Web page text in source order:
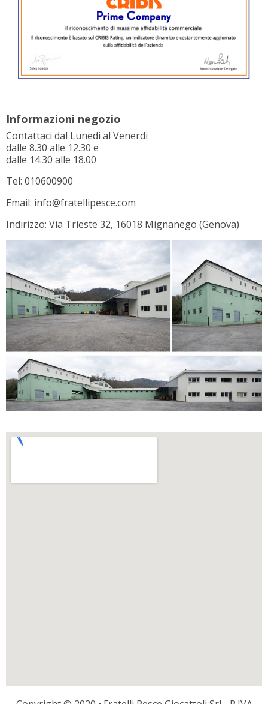
Informazioni negozio
Contattaci dal Lunedi al Venerdi
dalle 8.30 alle 12.30 e
dalle 14.30 alle 18.00
Tel: 010600900
Email: info@fratellipesce.com
Indirizzo: Via Trieste 32, 16018 Mignanego (Genova)